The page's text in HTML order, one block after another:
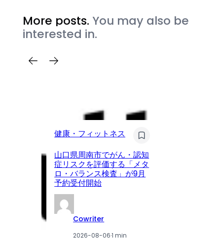
More posts. You may also be
interested in.
健康・フィットネス
山口県周南市でがん・認知
症リスクを評価する「メタ
ロ・バランス検査」が9月
予約受付開始
Cowriter
2026-08-06·1 min